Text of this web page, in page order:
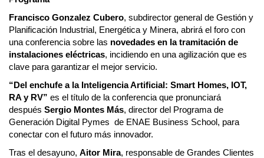
Francisco Gonzalez Cubero, subdirector general de Gestión y
Planificación Industrial, Energética y Minera, abrirá el foro con
una conferencia sobre las novedades en la tramitación de
instalaciones eléctricas, incidiendo en una agilización que es
clave para garantizar el mejor servicio.
“Del enchufe a la Inteligencia Artificial: Smart Homes, IOT,
RA y RV” es el título de la conferencia que pronunciará
después Sergio Montes Más, director del Programa de
Generación Digital Pymes de ENAE Business School, para
conectar con el futuro más innovador.
Tras el desayuno, Aitor Mira, responsable de Grandes Clientes